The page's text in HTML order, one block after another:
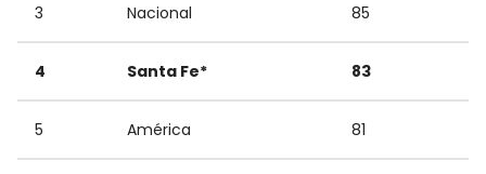
3 Nacional 85
4 Santa Fe* 83
5 América 81